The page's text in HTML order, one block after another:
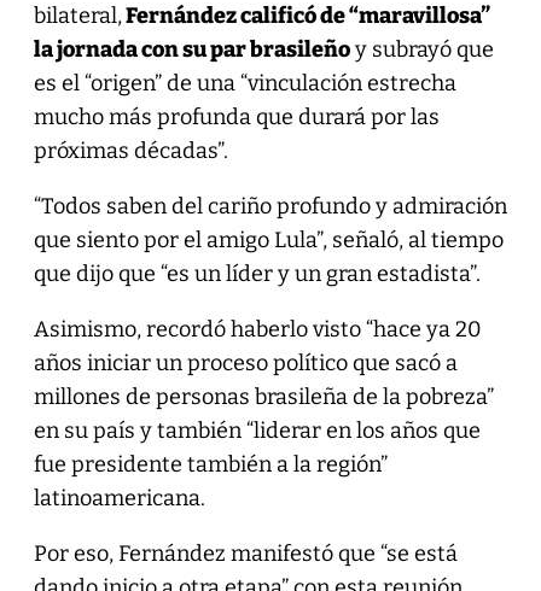
bilateral,Fernández calificó de “maravillosa”
la jornada con su par brasileñoy subrayó que
es el “origen” de una “vinculación estrecha
mucho más profunda que durará por las
próximas décadas”.
“Todos saben del cariño profundo y admiración
que siento por el amigo Lula”, señaló, al tiempo
que dijo que “es un líder y un gran estadista”.
Asimismo, recordó haberlo visto “hace ya 20
años iniciar un proceso político que sacó a
millones de personas brasileña de la pobreza”
en su país y también “liderar en los años que
fue presidente también a la región”
latinoamericana.
Por eso, Fernández manifestó que “se está